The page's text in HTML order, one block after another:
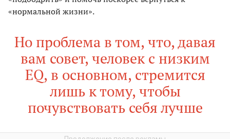
«нормальной жизни».
Но проблема в том, что, давая
вам совет, человек с низким
EQ, в основном, стремится
лишь к тому, чтобы
почувствовать себя лучше